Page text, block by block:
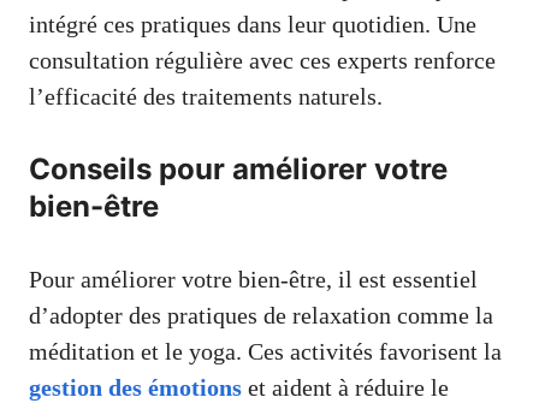
intégré ces pratiques dans leur quotidien. Une
consultation régulière avec ces experts renforce
l’efficacité des traitements naturels.
Conseils pour améliorer votre
bien-être
Pour améliorer votre bien-être, il est essentiel
d’adopter des pratiques de relaxation comme la
méditation et le yoga. Ces activités favorisent la
gestion des émotions et aident à réduire le